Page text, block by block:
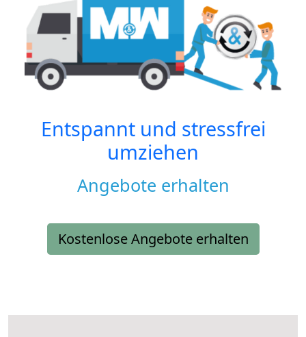
Entspannt und stressfrei
umziehen
Angebote erhalten
Kostenlose Angebote erhalten